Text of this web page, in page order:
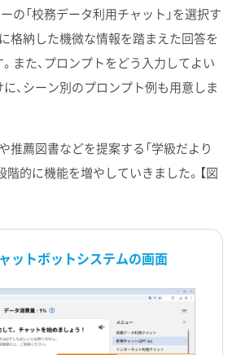
の「校務データ利用チャット」を選択す
格納した機微な情報を踏まえた回答を
また、プロンプトをどう入力してよい
、シーン別のプロンプト例も用意しま
推薦図書などを提案する「学級だより
階的に機能を増やしていきました。【図
ャットボットシステムの画面